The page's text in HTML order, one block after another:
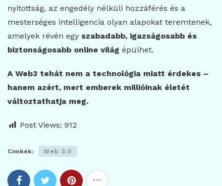
nyitottság, az engedély nélküli hozzáférés és a
mesterséges intelligencia olyan alapokat teremtenek,
amelyek révén egy szabadabb, igazságosabb és
biztonságosabb online világ épülhet.
A Web3 tehát nem a technológia miatt érdekes –
hanem azért, mert emberek millióinak életét
változtathatja meg.
Post Views: 912
Címkék: Web 3.0